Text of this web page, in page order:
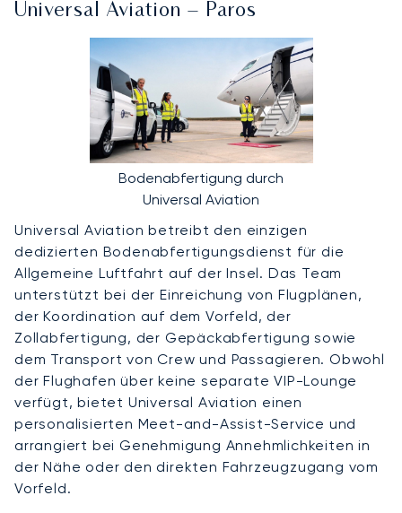
Universal Aviation – Paros
Bodenabfertigung durch
Universal Aviation
Universal Aviation betreibt den einzigen
dedizierten Bodenabfertigungsdienst für die
Allgemeine Luftfahrt auf der Insel. Das Team
unterstützt bei der Einreichung von Flugplänen,
der Koordination auf dem Vorfeld, der
Zollabfertigung, der Gepäckabfertigung sowie
dem Transport von Crew und Passagieren. Obwohl
der Flughafen über keine separate VIP-Lounge
verfügt, bietet Universal Aviation einen
personalisierten Meet-and-Assist-Service und
arrangiert bei Genehmigung Annehmlichkeiten in
der Nähe oder den direkten Fahrzeugzugang vom
Vorfeld.